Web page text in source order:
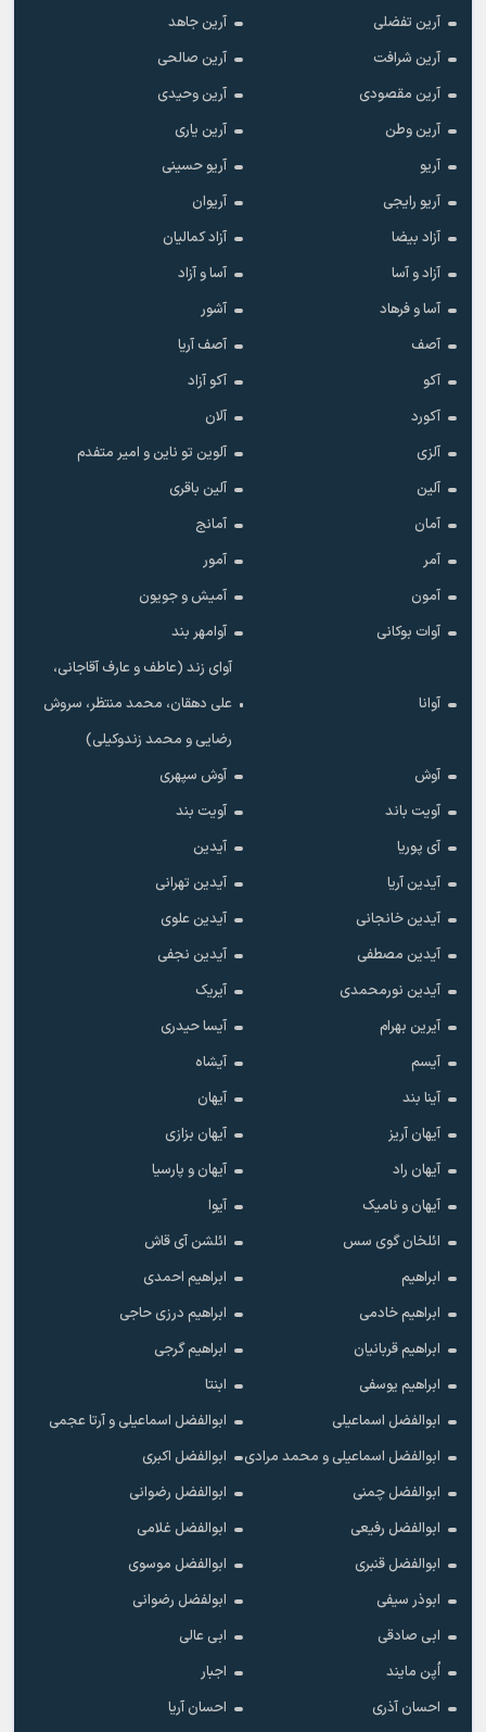
آرین تفضلی
آرین جاهد
آرین شرافت
آرین صالحی
آرین مقصودی
آرین وحیدی
آرین وطن
آرین یاری
آریو
آریو حسینی
آریو رایجی
آریوان
آزاد بیضا
آزاد کمالیان
آزاد و آسا
آسا و آزاد
آسا و فرهاد
آشور
آصف
آصف آریا
آکو
آکو آزاد
آکورد
آلان
آلزی
آلوین تو ناین و امیر متفدم
آلین
آلین باقری
آمان
آمانج
آمر
آمور
آمون
آمیش و جویون
آوات بوکانی
آوامهر بند
آوانا
آوای زند (عاطف و عارف آقاجانی،
علی دهقان، محمد منتظر، سروش
رضایی و محمد زندوکیلی)
آوش
آوش سپهری
آویت باند
آویت بند
آی پوریا
آیدین
آیدین آریا
آیدین تهرانی
آیدین خانجانی
آیدین علوی
آیدین مصطفی
آیدین نجفی
آیدین نورمحمدی
آیریک
آیرین بهرام
آیسا حیدری
آیسم
آیشاه
آینا بند
آیهان
آیهان آریز
آیهان بزازی
آیهان راد
آیهان و پارسیا
آیهان و نامیک
آیوا
ائلخان گوی سس
ائلشن آی قاش
ابراهیم
ابراهیم احمدی
ابراهیم خادمی
ابراهیم درزی حاجی
ابراهیم قربانیان
ابراهیم گرجی
ابراهیم یوسفی
ابنتا
ابوالفضل اسماعیلی
ابوالفضل اسماعیلی و آرتا عجمی
ابوالفضل اسماعیلی و محمد مرادی
ابوالفضل اکبری
ابوالفضل چمنی
ابوالفضل رضوانی
ابوالفضل رفیعی
ابوالفضل غلامی
ابوالفضل قنبری
ابوالفضل موسوی
ابوذر سیفی
ابولفضل رضوانی
ابی صادقی
ابی عالی
اُپن مایند
اجبار
احسان آذری
احسان آریا